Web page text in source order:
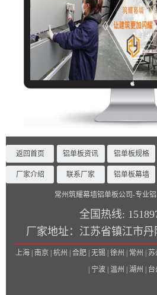
返回首页 铝单板资讯 铝单板规格
厂家介绍 联系厂家 铝单板幕墙
常州筑耀幕墙铝单板公司-专业
全国热线:
厂家地址： 江苏省镇江市
上海 | 南京 | 杭州 | 合肥 | 无锡 | 徐州 | 常州 |
| 宁波 | 温州 | 湖州 | 台